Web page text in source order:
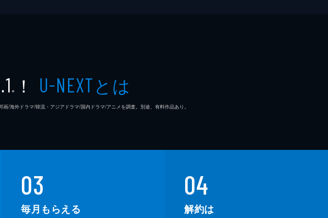
※ ！ U-NEXTとは
/海外ドラマ/韓流・アジアドラマ/国内ドラマ/アニメを調査。別途、有料作品あり。
03
毎月もらえる
04
解約は